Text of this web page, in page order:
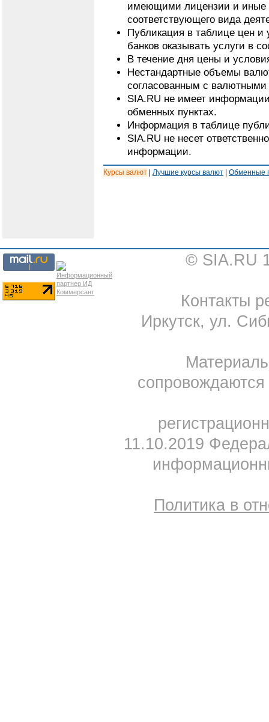
имеющими лицензии и иные
соответствующего вида
Публикация в таблице цен и
банков оказывать услуги в
В течение дня цены и
Нестандартные объемы
согласованным с валютными
SIA.RU не имеет
обменных пунктах.
Информация в таблице
SIA.RU не несет
информации.
Курсы валют Лучшие курсы валют Обменные
© SIA.RU
Контакты
Иркутск, ул.
11.10.2019
Политика в